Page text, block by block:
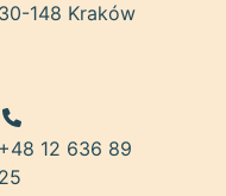
30-148 Kraków
+48 12 636 89
25